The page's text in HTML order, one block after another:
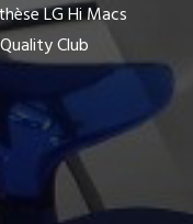
LG Hi Macs
Club